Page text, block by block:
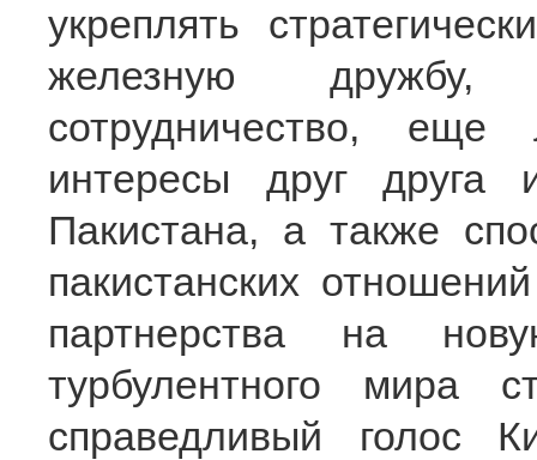
укреплять
железную дружбу,
сотрудничество,
интересы друг
Пакистана, а также
пакистанских
партнерства на
турбулентного мира
справедливый голос